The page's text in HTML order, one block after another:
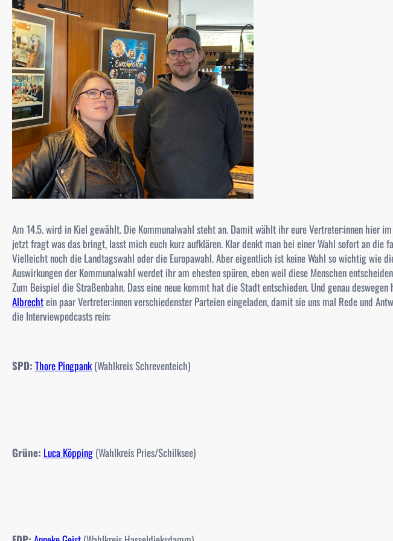
Am 14.5. wird in Kiel gewählt. Die Kommunalwahl steht an. Damit wählt ihr eure Vertreter:innen hier
jetzt fragt was das bringt, lasst mich euch kurz aufklären. Klar denkt man bei einer Wahl sofort an die
Vielleicht noch die Landtagswahl oder die Europawahl. Aber eigentlich ist keine Wahl so wichtig wie
Auswirkungen der Kommunalwahl werdet ihr am ehesten spüren, eben weil diese Menschen
Zum Beispiel die Straßenbahn. Dass eine neue kommt hat die Stadt entschieden. Und genau
Albrechtein paar Vertreter:innen verschiedenster Parteien eingeladen, damit sie uns mal Rede und
die Interviewpodcasts rein:
SPD: Thore Pingpank (Wahlkreis Schreventeich)
Grüne: Luca Köpping (Wahlkreis Pries/Schilksee)